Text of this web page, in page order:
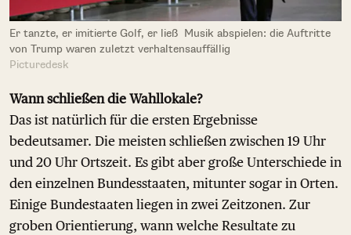
Er tanzte, er imitierte Golf, er ließ Musik abspielen: die Auftritte
von Trump waren zuletzt verhaltensauffällig
Picturedesk
Wann schließen die Wahllokale?
Das ist natürlich für die ersten Ergebnisse
bedeutsamer. Die meisten schließen zwischen 19 Uhr
und 20 Uhr Ortszeit. Es gibt aber große Unterschiede in
den einzelnen Bundesstaaten, mitunter sogar in Orten.
Einige Bundestaaten liegen in zwei Zeitzonen. Zur
groben Orientierung, wann welche Resultate zu